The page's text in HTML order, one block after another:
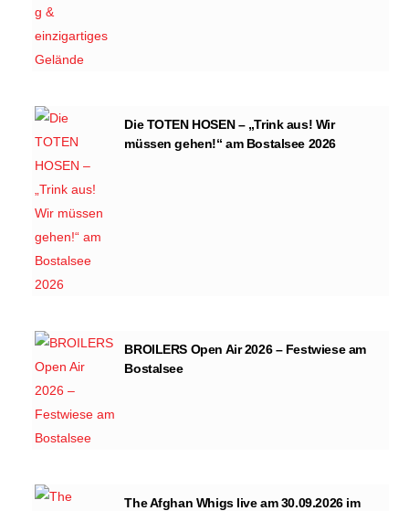
Die TOTEN HOSEN – „Trink aus! Wir
müssen gehen!“ am Bostalsee 2026
BROILERS Open Air 2026 – Festwiese am
Bostalsee
The Afghan Whigs live am 30.09.2026 im